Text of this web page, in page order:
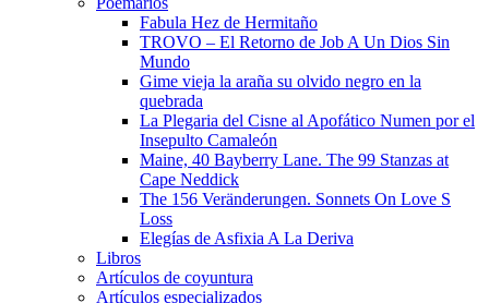
Fabula Hez de Hermitaño
TROVO – El Retorno de Job A Un Dios Sin
Mundo
Gime vieja la araña su olvido negro en la
quebrada
La Plegaria del Cisne al Apofático Numen por el
Insepulto Camaleón
Maine, 40 Bayberry Lane. The 99 Stanzas at
Cape Neddick
The 156 Veränderungen. Sonnets On Love S
Loss
Elegías de Asfixia A La Deriva
Libros
Artículos de coyuntura
Artículos especializados